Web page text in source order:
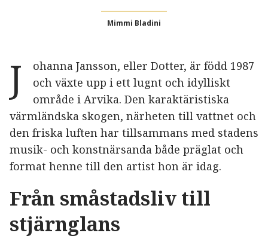
Mimmi Bladini
J
ohanna Jansson, eller Dotter, är född 1987
och växte upp i ett lugnt och idylliskt
område i Arvika. Den karaktäristiska
värmländska skogen, närheten till vattnet och
den friska luften har tillsammans med stadens
musik- och konstnärsanda både präglat och
format henne till den artist hon är idag.
Från småstadsliv till
stjärnglans